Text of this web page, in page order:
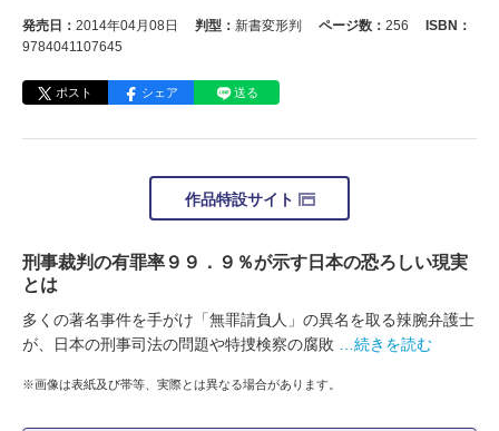
発売日： 2014年04月08日 判型： 新書変形判 ページ数： 256
ISBN：
9784041107645
ポスト シェア 送る
作品特設サイト
刑事裁判の有罪率９９．９％が示す日本の恐ろしい現実
とは
多くの著名事件を手がけ「無罪請負人」の異名を取る辣腕弁護士
が、日本の刑事司法の問題や特捜検察の腐敗
…続きを読む
※画像は表紙及び帯等、実際とは異なる場合があります。